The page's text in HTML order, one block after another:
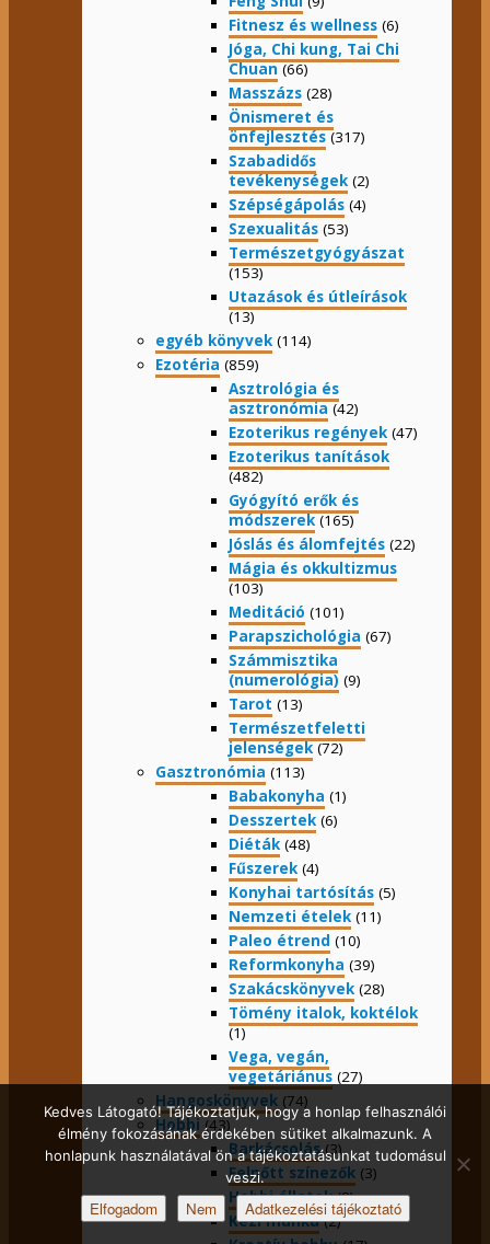
Fitnesz és wellness (6)
Jóga, Chi kung, Tai Chi
Chuan(66)
Masszázs (28)
Önismeret és
önfejlesztés(317)
Szabadidős
tevékenységek (2)
Szépségápolás (4)
Szexualitás (53)
Természetgyógyászat
(153)
Utazások és útleírások
(13)
egyéb könyvek (114)
Ezotéria (859)
Asztrológia és
asztronómia(42)
Ezoterikus regények (47)
Ezoterikus tanítások
(482)
Gyógyító erők és
módszerek(165)
Jóslás és álomfejtés (22)
Mágia és okkultizmus
(103)
Meditáció (101)
Parapszichológia (67)
Számmisztika
(numerológia) (9)
Tarot (13)
Természetfeletti
jelenségek(72)
Gasztronómia (113)
Babakonyha (1)
Desszertek (6)
Diéták (48)
Fűszerek (4)
Konyhai tartósítás (5)
Nemzeti ételek (11)
Paleo étrend (10)
Reformkonyha (39)
Szakácskönyvek (28)
Tömény italok, koktélok
(1)
Vega, vegán,
vegetáriánus (27)
Hangoskönyvek (74)
Hobbi (43)
Barkácsolás(3)
Felnőtt színezők (3)
Hobbi állatok(8)
Kézi munka(2)
Kedves Látogató! Tájékoztatjuk, hogy a honlap felhasználói
élmény fokozásának érdekében sütiket alkalmazunk. A
honlapunk használatával ön a tájékoztatásunkat tudomásul
veszi.
Elfogadom Nem Adatkezelési tájékoztató